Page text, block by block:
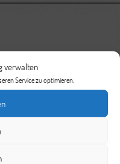
verwalten
Service zu optimieren.